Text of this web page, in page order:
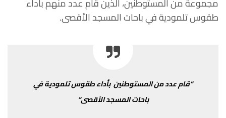
طقوستلموديةفيباحاتالمسجدالأقصى.
“قامعددمنالمستوطنين بأداءطقوستلموديةفي
باحاتالمسجدالأقصى“